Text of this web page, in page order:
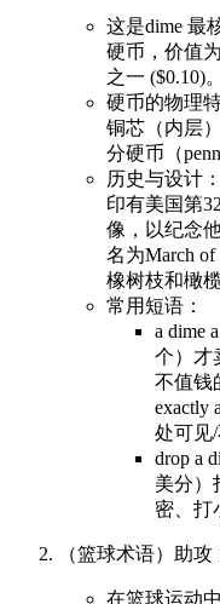
这是dime 最
硬币，价值
之一 ($0.10)。
硬币的物理
铜芯（内层
分硬币（
历史与设计
印有美国第
像，以纪念
名为March
橡树枝和橄
常用短语：
a dime
个）才
不值钱
exactly
处可见
drop a
美分）
密、打
（篮球术语）助攻
在篮球运动